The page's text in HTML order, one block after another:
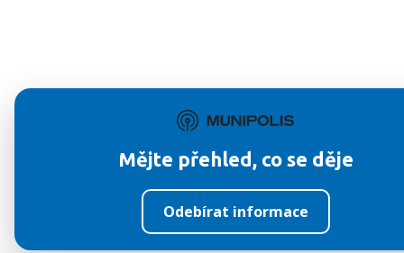
Mějte přehled, co se děje
Odebírat informace